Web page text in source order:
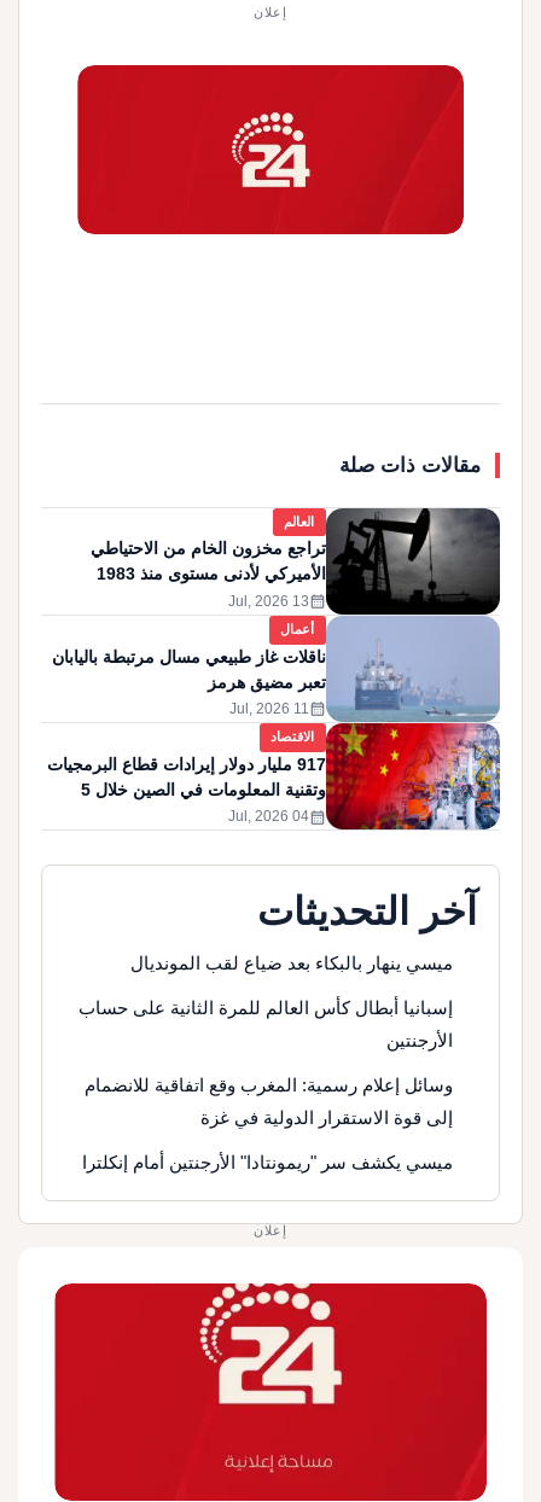
إعلان
مقالات ذات صلة
العالم
تراجع مخزون الخام من الاحتياطي
الأميركي لأدنى مستوى منذ 1983
calendar_month
13 Jul, 2026
أعمال
ناقلات غاز طبيعي مسال مرتبطة باليابان
تعبر مضيق هرمز
calendar_month
11 Jul, 2026
الاقتصاد
917 مليار دولار إيرادات قطاع البرمجيات
وتقنية المعلومات في الصين خلال 5
أشهر
calendar_month
04 Jul, 2026
آخر التحديثات
ميسي ينهار بالبكاء بعد ضياع لقب المونديال
إسبانيا أبطال كأس العالم للمرة الثانية على حساب
الأرجنتين
وسائل إعلام رسمية: المغرب وقع اتفاقية للانضمام
إلى قوة الاستقرار الدولية في غزة
ميسي يكشف سر "ريمونتادا" الأرجنتين أمام إنكلترا
إعلان